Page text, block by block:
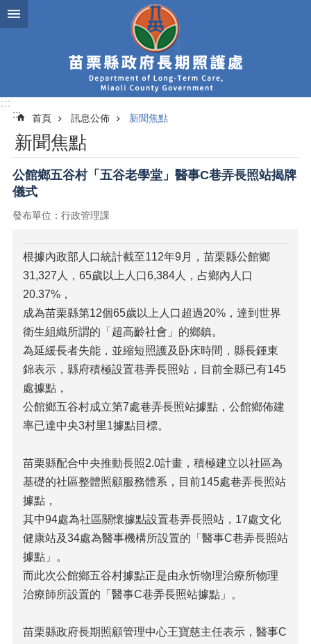
跳到主要內容區塊
:::
:::
首頁 訊息公佈 新聞焦點
新聞焦點
公館鄉五谷村「五谷老學堂」醫事C巷弄長照站揭牌
儀式
發布單位：行政管理課
根據內政部人口統計截至112年9月，苗栗縣公館鄉
31,327人，65歲以上人口6,384人，占鄉內人口
20.37%，
成為苗栗縣第12個65歲以上人口超過20%，達到世界
衛生組織所謂的「超高齡社會」的鄉鎮。
為延緩長者失能，並縮短照護及卧床時間，縣長鍾東
錦表示，縣府積極設置巷弄長照站，目前全縣已有145
處據點，
公館鄉五谷村成立第7處巷弄長照站據點，公館鄉佈建
率已達中央3村里1據點目標。
苗栗縣配合中央推動長照2.0計畫，積極建立以社區為
基礎的社區整體照顧服務體系，目前145處巷弄長照站
據點，
其中94處為社區關懷據點設置巷弄長照站，17處文化
健康站及34處為醫事機構所設置的「醫事C巷弄長照站
據點」。
而此次公館鄉五谷村據點正是由永忻物理治療所物理
治療師所設置的「醫事C巷弄長照站據點」。
苗栗縣政府長期照顧管理中心王寶慈主任表示，醫事C